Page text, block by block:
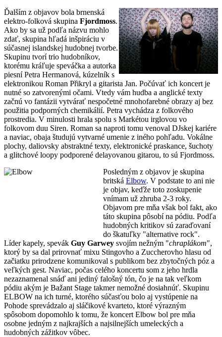
Ďalším z objavov bola brnenská
elektro-folková skupina Fjordmoss.
Ako by sa už podľa názvu mohlo
zdať, skupina hľadá inšpiráciu v
súčasnej islandskej hudobnej tvorbe.
Skupinu tvorí trio hudobníkov,
ktorému kráľuje speváčka a autorka
piesní Petra Hermanová, kúzelník s
elektronikou Roman Přikryl a gitarista Jan. Počúvať ich koncert je
nutné so zatvorenými očami. Vtedy vám hudba a anglické texty
začnú vo fantázii vytvárať nespočetné mnohofarebné obrazy aj bez
použitia podporných chemikálií. Petra vychádza z folkového
prostredia. V minulosti hrala spolu s Markétou irglovou vo
folkovom duu Siren. Roman sa naproti tomu venoval DJskej kariére
a naviac, obaja študujú vytvarné umenie z iného pohľadu. Vokálne
plochy, daliovsky abstraktné texty, elektronické praskance, šuchoty
a glitchové loopy podporené delayovanou gitarou, to sú Fjordmoss.
Posledným z objavov je skupina
britská Elbow. V podstate to ani nie
je objav, keďže toto zoskupenie
vnímam už zhruba 2-3 roky.
Objavom pre mňa však bol fakt, ako
táto skupina pôsobí na pódiu. Podľa
hudobných kritikov sú zaraďovaní
do škatuľky "alternative rock".
Líder kapely, spevák Guy Garwey svojím nežným "chraplákom",
ktorý by sa dal prirovnať mixu Stingovho a Zuccherovho hlasu od
začiatku prirodzene komunikoval s publikom bez zbytočných póz a
veľkých gest. Naviac, počas celého koncertu som z jeho hrdla
nezaznamenal snáď ani jediný falošný tón, čo je na tak veľkom
pódiu akým je Bažant Stage takmer nemožné dosiahnúť. Skupinu
ELBOW na ich turné, ktorého súčasťou bolo aj vystúpenie na
Pohode sprevádzalo aj sláčikové kvarteto, ktoré výrazným
spôsobom dopomohlo k tomu, že koncert Elbow bol pre mňa
osobne jedným z najkrajších a najsilnejších umeleckých a
hudobných zážitkov vôbec.